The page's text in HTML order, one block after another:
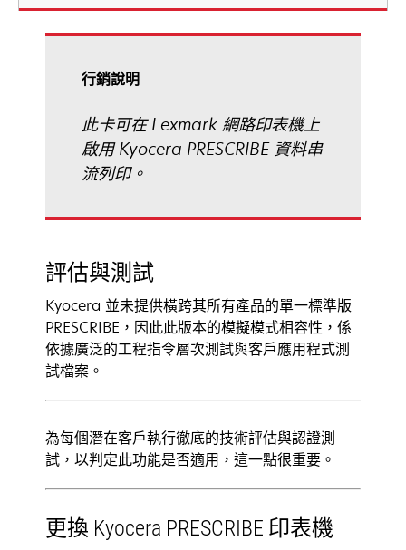
行銷說明
此卡可在 Lexmark 網路印表機上
啟用 Kyocera PRESCRIBE 資料串
流列印。
評估與測試
Kyocera 並未提供橫跨其所有產品的單一標準版
PRESCRIBE，因此此版本的模擬模式相容性，係
依據廣泛的工程指令層次測試與客戶應用程式測
試檔案。
為每個潛在客戶執行徹底的技術評估與認證測
試，以判定此功能是否適用，這一點很重要。
更換 Kyocera PRESCRIBE 印表機